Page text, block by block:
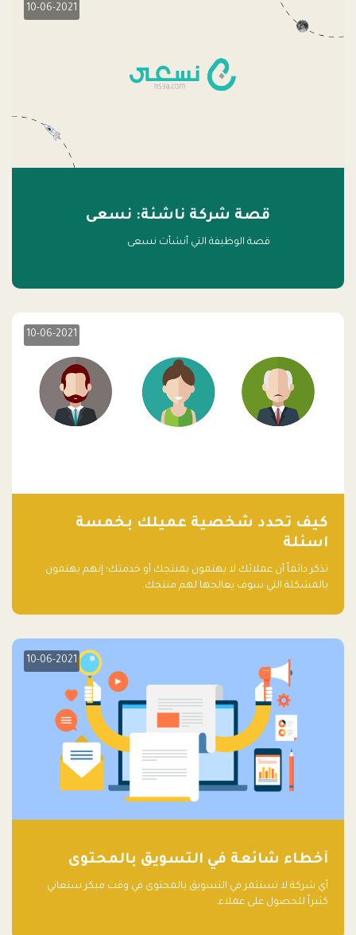
10-06-2021
قصة شركة ناشئة: نسعى
قصة الوظيفة التي أنشأت نسعى
10-06-2021
كيف تحدد شخصية عميلك بخمسة
اسئلة
تذكر دائماً أن عملائك لا يهتمون بمنتجك أو خدمتك؛ إنهم يهتمون
بالمشكلة التي سوف يعالجها لهم منتجك.
10-06-2021
أخطاء شائعة في التسويق بالمحتوى
أي شركة لا تستثمر في التسويق بالمحتوى في وقت مبكر ستعاني
كثيراً للحصول على عملاء.